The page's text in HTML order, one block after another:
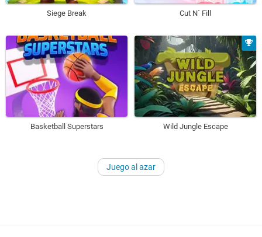
Siege Break Cut N´ Fill
Basketball Superstars Wild Jungle Escape
Juego al azar